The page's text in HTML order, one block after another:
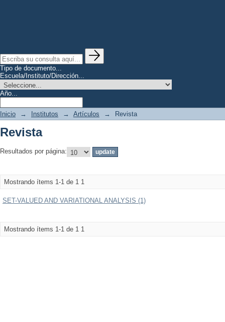
Tipo de documento...
Escuela/Instituto/Dirección...
Año...
Inicio → Institutos → Artículos → Revista
Revista
Resultados por página:
Mostrando ítems 1-1 de 1 1
SET-VALUED AND VARIATIONAL ANALYSIS (1)
Mostrando ítems 1-1 de 1 1